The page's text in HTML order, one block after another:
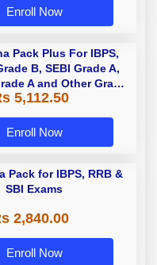
Enroll Now
Pack Plus For IBPS,
B, SEBI Grade A,
A and Other Grade
B Bank Exams
5,112.50
Enroll Now
Pack for IBPS, RRB &
SBI Exams
2,840.00
Enroll Now